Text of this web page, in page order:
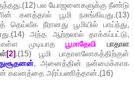
பல யோஜனைகளுக்கு நீண்டு
கனத்தால் பூமி நசுங்கியது.(13)
நீரானது பூமியில் பாய்ந்து,
அந்த ஆற்றலால் தாக்கப்பட்டு,
முடியாதபூமாதேவி பாதாள
[2].(15) பூமி பாதாளலோகத்திற்குள்
, அனைத்தின் நன்மைக்காக
கவனத்தை அர்ப்பணித்தான்.(16)